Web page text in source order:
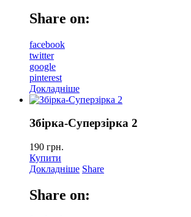
Share on:
facebook
twitter
google
pinterest
Докладніше
Збiрка-Суперзiрка 2
190 грн.
Купити
Докладніше Share
Share on: